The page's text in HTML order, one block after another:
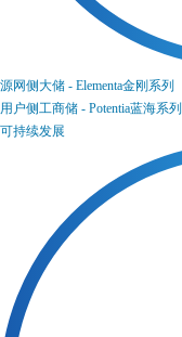
源网侧大储 - Elementa金刚系列
用户侧工商储 - Potentia蓝海系列
可持续发展